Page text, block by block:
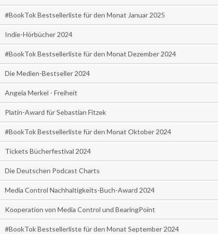
#BookTok Bestsellerliste für den Monat Januar 2025
Indie-Hörbücher 2024
#BookTok Bestsellerliste für den Monat Dezember 2024
Die Medien-Bestseller 2024
Angela Merkel - Freiheit
Platin-Award für Sebastian Fitzek
#BookTok Bestsellerliste für den Monat Oktober 2024
Tickets Bücherfestival 2024
Die Deutschen Podcast Charts
Media Control Nachhaltigkeits-Buch-Award 2024
Kooperation von Media Control und BearingPoint
#BookTok Bestsellerliste für den Monat September 2024